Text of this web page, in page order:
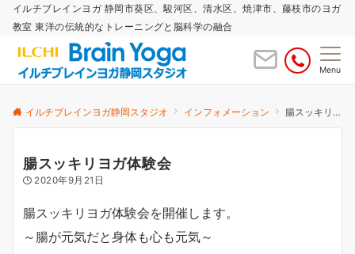
イルチブレインヨガ 静岡市葵区、駿河区、清水区、焼津市、藤枝市のヨガ
教室 東洋の伝統的なトレーニングと脳科学の融合
Menu
イルチブレインヨガ静岡スタジオ インフォメーション 腸スッキリヨガ体験会
腸スッキリヨガ体験会
2020年9月21日
腸スッキリヨガ体験会を開催します。
～腸が元気だと身体も心も元気～